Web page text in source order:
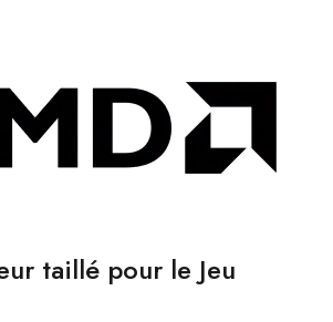
taillé pour le Jeu